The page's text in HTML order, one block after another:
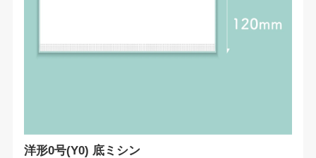
洋形0号(Y0) 底ミシン